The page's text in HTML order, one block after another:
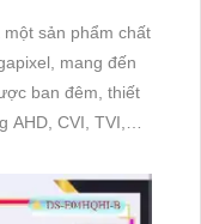
sản phẩm chất
mang đến
AHD, CVI, TVI,
bị 2 camera IP,
xưởng